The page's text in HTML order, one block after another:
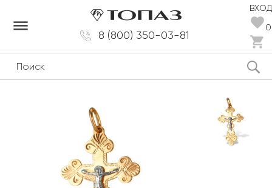
8 (800) 350-03-81
ВХОД
0
dehaze